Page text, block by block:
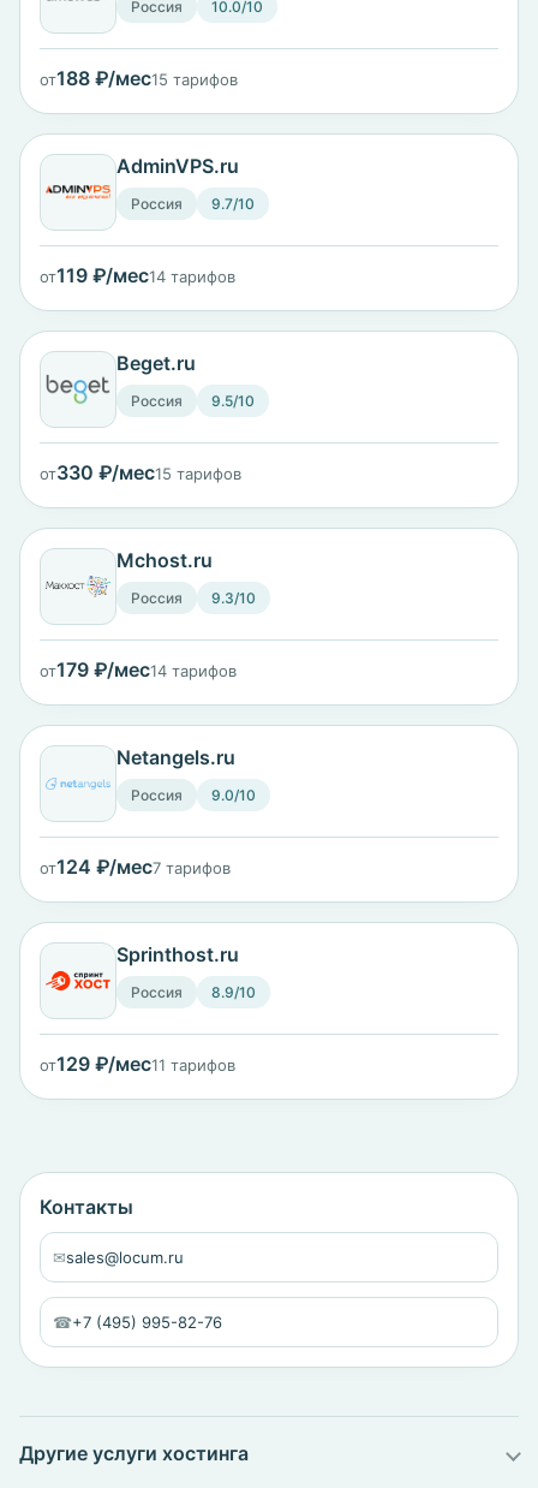
Россия 10.0/10
от188 ₽/мес15 тарифов
AdminVPS.ru
Россия 9.7/10
от119 ₽/мес14 тарифов
Beget.ru
Россия 9.5/10
от330 ₽/мес15 тарифов
Mchost.ru
Россия 9.3/10
от179 ₽/мес14 тарифов
Netangels.ru
Россия 9.0/10
от124 ₽/мес7 тарифов
Sprinthost.ru
Россия 8.9/10
от129 ₽/мес11 тарифов
Контакты
✉sales@locum.ru
☎+7 (495) 995-82-76
Другие услуги хостинга